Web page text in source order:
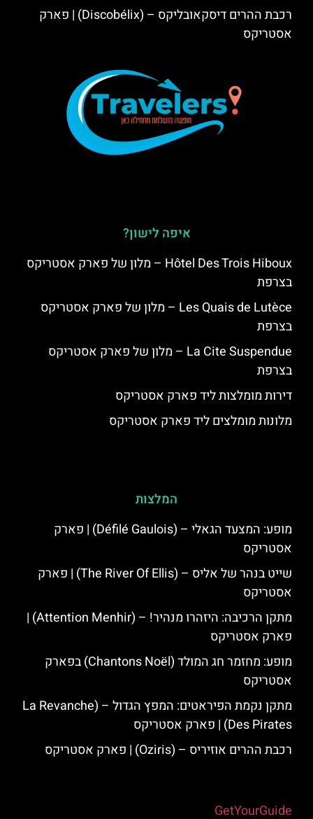
רכבת ההרים דיסקאובליקס – (Discobélix) | פארק
אסטריקס
איפה לישון?
Hôtel Des Trois Hiboux – מלון של פארק אסטריקס
בצרפת
Les Quais de Lutèce – מלון של פארק אסטריקס
בצרפת
La Cite Suspendue – מלון של פארק אסטריקס
בצרפת
דירות מומלצות ליד פארק אסטריקס
מלונות מומלצים ליד פארק אסטריקס
המלצות
מופע: המצעד הגאלי – (Défilé Gaulois) | פארק
אסטריקס
שייט בנהר של אליס – (The River Of Ellis) | פארק
אסטריקס
מתקן הרכיבה: היזהרו מנהיר! – (Attention Menhir) |
פארק אסטריקס
מופע: מחזמר חג המולד (Chantons Noël) בפארק
אסטריקס
מתקן נקמת הפיראטים: המפץ הגדול – (La Revanche
Des Pirates) | פארק אסטריקס
רכבת ההרים אוזיריס – (Oziris) | פארק אסטריקס
GetYourGuide